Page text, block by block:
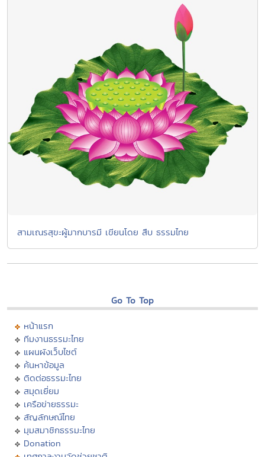
สามเณรสุขะผู้มากบารมี เขียนโดย สืบ ธรรมไทย
Go To Top
หน้าแรก
ทีมงานธรรมะไทย
แผนผังเว็บไซต์
ค้นหาข้อมูล
ติดต่อธรรมะไทย
สมุดเยี่ยม
เครือข่ายธรรมะ
สัญลักษณ์ไทย
มุมสมาชิกธรรมะไทย
Donation